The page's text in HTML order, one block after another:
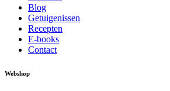
Blog
Getuigenissen
Recepten
E-books
Contact
Webshop